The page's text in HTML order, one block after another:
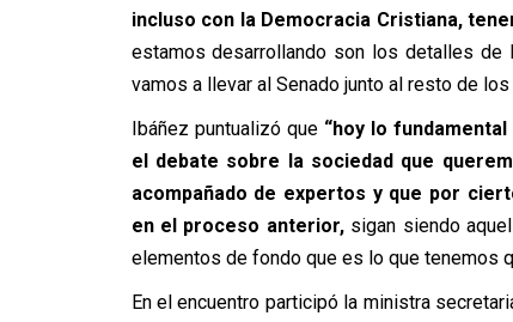
incluso con la Democracia Cristiana,
estamos desarrollando son los detalles
vamos a llevar al Senado junto al resto de
Ibáñez puntualizó que “hoy lo
el debate sobre la sociedad que
acompañado de expertos y que por
en el proceso anterior,sigan siendo
elementos de fondo que es lo que tenemos
En el encuentro participó la ministra